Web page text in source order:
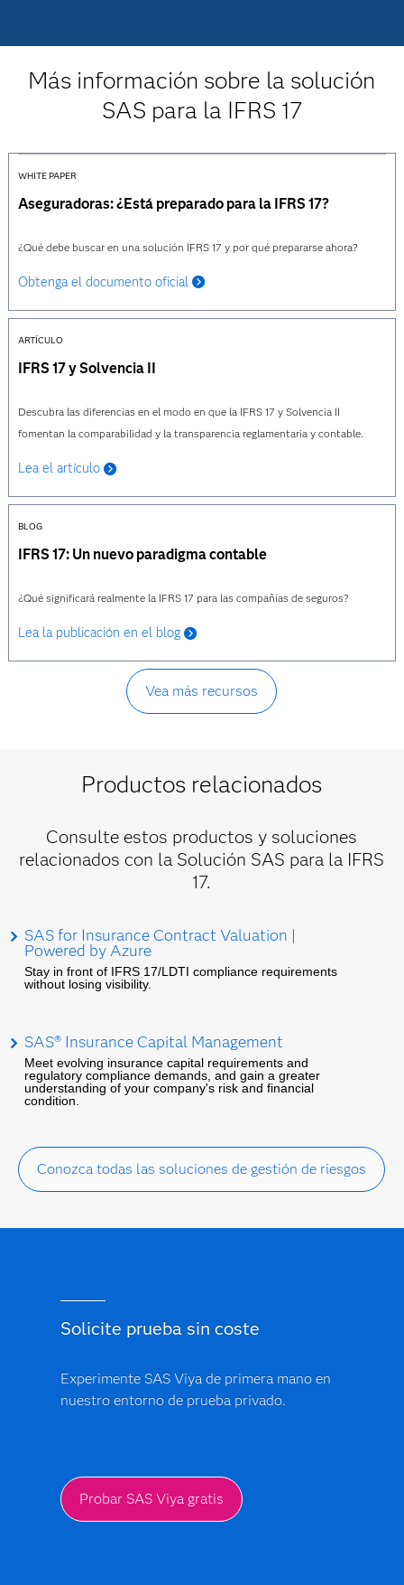
Más información sobre la solución
SAS para la IFRS 17
WHITE PAPER
Aseguradoras: ¿Está preparado para la IFRS 17?
¿Qué debe buscar en una solución IFRS 17 y por qué prepararse ahora?
Obtenga el documento oficial
ARTÍCULO
IFRS 17 y Solvencia II
Descubra las diferencias en el modo en que la IFRS 17 y Solvencia II
fomentan la comparabilidad y la transparencia reglamentaria y contable.
Lea el artículo
BLOG
IFRS 17: Un nuevo paradigma contable
¿Qué significará realmente la IFRS 17 para las compañías de seguros?
Lea la publicación en el blog
Vea más recursos
Productos relacionados
Consulte estos productos y soluciones
relacionados con la Solución SAS para la IFRS
17.
SAS for Insurance Contract Valuation |
Powered by Azure
Stay in front of IFRS 17/LDTI compliance requirements
without losing visibility.
SAS® Insurance Capital Management
Meet evolving insurance capital requirements and
regulatory compliance demands, and gain a greater
understanding of your company's risk and financial
condition.
Conozca todas las soluciones de gestión de riesgos
Solicite prueba sin coste
Experimente SAS Viya de primera mano en
nuestro entorno de prueba privado.
Probar SAS Viya gratis